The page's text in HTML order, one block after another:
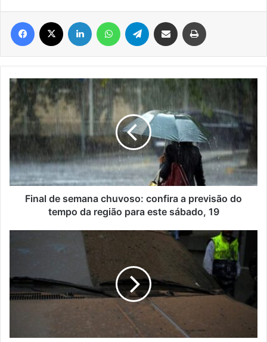
Facebook Linkedin WhatsAppTelegram Compartilhar via e-mail
Final
de
semana
chuvoso:
confira
previsão
do
tempo
sábado,
Final de semana chuvoso: confira a previsão do
tempo da região para este sábado, 19
Saara
reflete
continentes